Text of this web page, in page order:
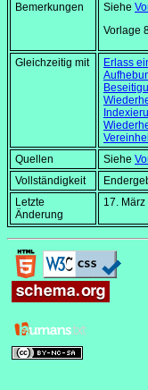
Bemerkungen Siehe
Vorlage
Gleichzeitig mit
Erlass
Quellen
Siehe
Vollständigkeit
Letzte
Änderung
17.